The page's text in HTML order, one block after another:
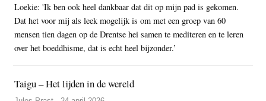
Loekie: 'Ik ben ook heel dankbaar dat dit op mijn pad is gekomen.
Dat het voor mij als leek mogelijk is om met een groep van 60
mensen tien dagen op de Drentse hei samen te mediteren en te leren
over het boeddhisme, dat is echt heel bijzonder.’
Taigu – Het lijden in de wereld